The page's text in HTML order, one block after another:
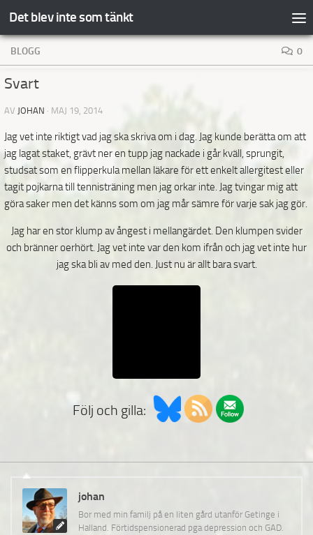
Hoppa till innehåll
Det blev inte som tänkt
BLOGG 0
Svart
AV JOHAN · MAJ 19, 2014
Jag vet inte riktigt vad jag ska skriva om i dag. Jag kunde berätta om att
jag lagat staket, grävt ner en tupp jag nackade i går kväll, sprungit,
studsat som en flipperkula mellan läkare för ett enkelt allergitest eller
tagit pojkarna till tennisträning men jag orkar inte. Jag tvingar mig att
göra saker men det känns som om jag mår sämre för varje sak jag gör.
Jag har en stor klump av ångest i mellangärdet. Den klumpen svider
och bränner oerhört. Jag vet inte var den kom ifrån och jag vet inte hur
jag ska bli av med den. Just nu är allt bara svart.
Följ och gilla:
johan
Bor med min familj på en liten gård utanför Getinge i
Halland. Förtidspensionerad pga depression och GAD.